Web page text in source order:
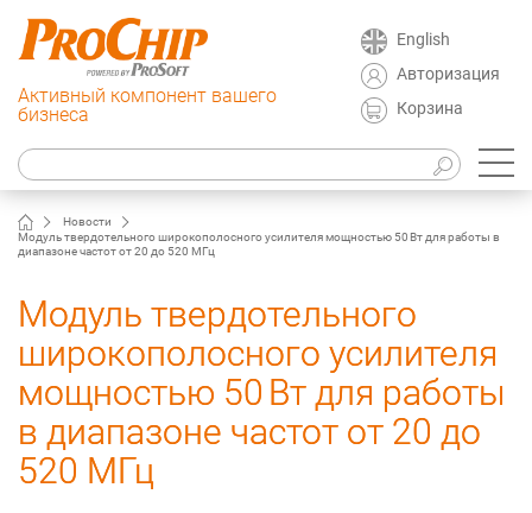
Активный компонент вашего
бизнеса
English
Авторизация
Корзина
Новости
Модуль твердотельного широкополосного усилителя мощностью 50 Вт для работы в
диапазоне частот от 20 до 520 MГц
Модуль твердотельного
широкополосного усилителя
мощностью 50 Вт для работы
в диапазоне частот от 20 до
520 MГц